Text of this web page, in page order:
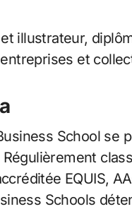
illustrateur,
et
School se
EQUIS,
Schools